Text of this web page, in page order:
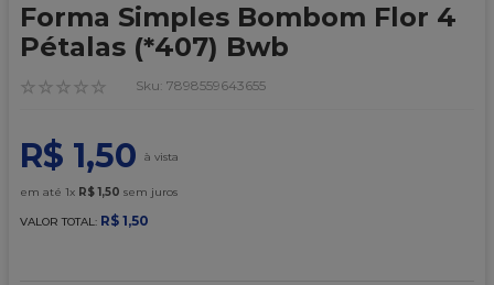
Forma Simples Bombom Flor 4
Pétalas (*407) Bwb
☆ ☆ ☆ ☆ ☆ : 7898559643655
R$ 1,50
em até 1x R$ 1 ,50 sem juros
VALOR TOTAL: R$ 1,50
6
sacola
9º
granulado
10º chocolate